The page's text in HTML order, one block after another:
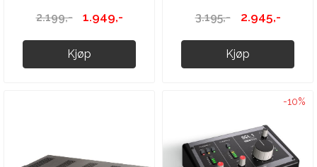
2.199,- 1.949,-
Kjøp
3.195,- 2.945,-
Kjøp
-10%